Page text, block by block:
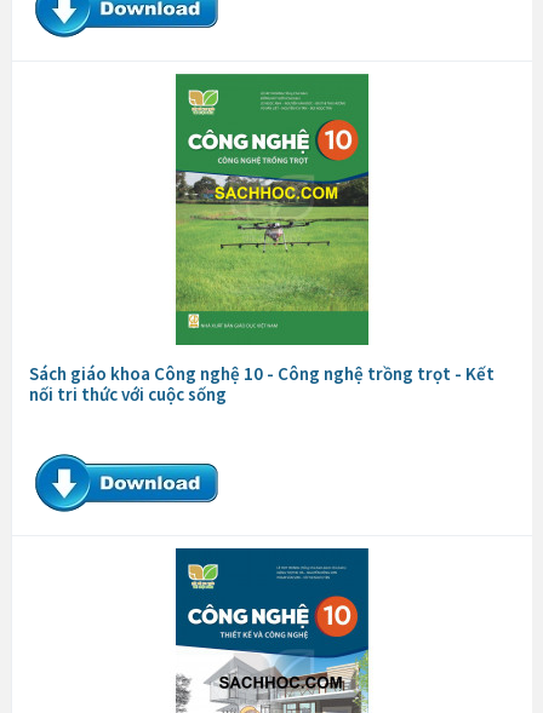
Sách giáo khoa Công nghệ 10 - Công nghệ trồng trọt - Kết
nối tri thức với cuộc sống